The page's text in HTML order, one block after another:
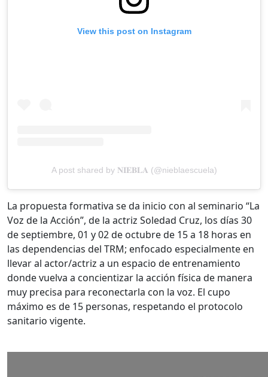
View this post on Instagram
A post shared by 𝐍𝐈𝐄𝐁𝐋𝐀 (@nieblaescuela)
La propuesta formativa se da inicio con al seminario “La
Voz de la Acción”, de la actriz Soledad Cruz, los días 30
de septiembre, 01 y 02 de octubre de 15 a 18 horas en
las dependencias del TRM; enfocado especialmente en
llevar al actor/actriz a un espacio de entrenamiento
donde vuelva a concientizar la acción física de manera
muy precisa para reconectarla con la voz. El cupo
máximo es de 15 personas, respetando el protocolo
sanitario vigente.